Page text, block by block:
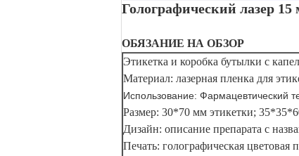
Голографический лазер 15
ОБЯЗАНИЕ НА ОБЗОР
Этикетка и коробка бутылки с
Материал: лазерная пленка для
Использование: Фармацевтический
Размер: 30*70 мм этикетки;
Дизайн: описание препарата с
Печать: голографическая цветовая